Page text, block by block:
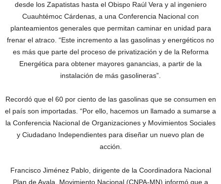
desde los Zapatistas hasta el Obispo Raúl Vera y al ingeniero
Cuauhtémoc Cárdenas, a una Conferencia Nacional con
planteamientos generales que permitan caminar en unidad para
frenar el atraco. “Este incremento a las gasolinas y energéticos no
es más que parte del proceso de privatización y de la Reforma
Energética para obtener mayores ganancias, a partir de la
instalación de más gasolineras”.
Recordó que el 60 por ciento de las gasolinas que se consumen en
el país son importadas. “Por ello, hacemos un llamado a sumarse a
la Conferencia Nacional de Organizaciones y Movimientos Sociales
y Ciudadano Independientes para diseñar un nuevo plan de
acción.
Francisco Jiménez Pablo, dirigente de la Coordinadora Nacional
Plan de Ayala, Movimiento Nacional (CNPA-MN) informó que a